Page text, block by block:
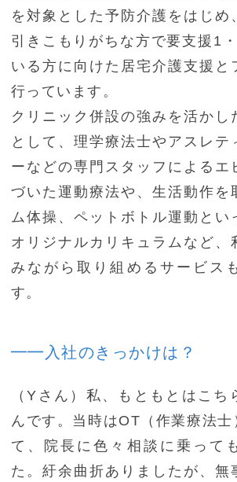
を対象とした予防介護をはじめ
引きこもりがちな方で要支援1
いる方に向けた居宅介護支援と
行っています。
クリニック併設の強みを活かし
として、理学療法士やアスレテ
ーなどの専門スタッフによるエ
づいた運動療法や、生活動作を
ム体操、ペットボトル運動とい
オリジナルカリキュラムなど、
みながら取り組めるサービス
す。
━━入社のきっかけは？
（Yさん）私、もともとはこち
んです。当時はOT（作業療法
て、院長に色々相談に乗って
た。紆余曲折ありましたが、無